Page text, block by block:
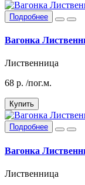
Подробнее
Вагонка
Лиственница
68 р. /пог.м.
Купить
Подробнее
Вагонка
Лиственница